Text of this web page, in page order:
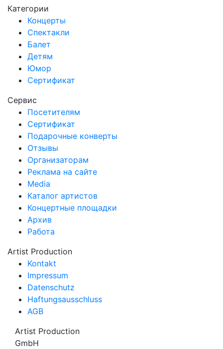
Категории
Концерты
Спектакли
Балет
Детям
Юмор
Сертификат
Сервис
Посетителям
Сертификат
Подарочные конверты
Отзывы
Организаторам
Реклама на сайте
Media
Каталог артистов
Концертные площадки
Архив
Работа
Artist Production
Kontakt
Impressum
Datenschutz
Haftungsausschluss
AGB
Artist Production
GmbH